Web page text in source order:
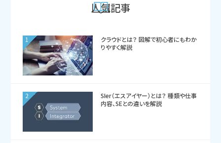
人気記事
1
クラウドとは？ 図解で初心者にもわか
りやすく解説
2
SIer（エスアイヤー）とは？ 種類や仕事
内容、SEとの違いを解説